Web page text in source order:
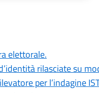
elettorale.
rilasciate su
per l’indagine